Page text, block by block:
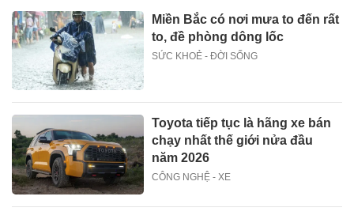
Miền Bắc có nơi mưa to đến rất
to, đề phòng dông lốc
SỨC KHOẺ - ĐỜI SỐNG
Toyota tiếp tục là hãng xe bán
chạy nhất thế giới nửa đầu
năm 2026
CÔNG NGHỆ - XE